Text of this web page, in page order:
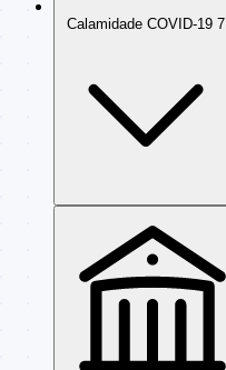
Calamidade COVID-19 7